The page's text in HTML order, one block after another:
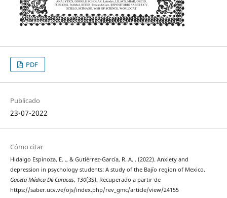
PDF
Publicado
23-07-2022
Cómo citar
Hidalgo Espinoza, E. ., & Gutiérrez-García, R. A. . (2022). Anxiety and
depression in psychology students: A study of the Bajío region of Mexico.
Gaceta Médica De Caracas, 130(3S). Recuperado a partir de
https://saber.ucv.ve/ojs/index.php/rev_gmc/article/view/24155